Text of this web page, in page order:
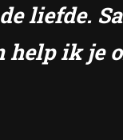
liefde.
help ik je